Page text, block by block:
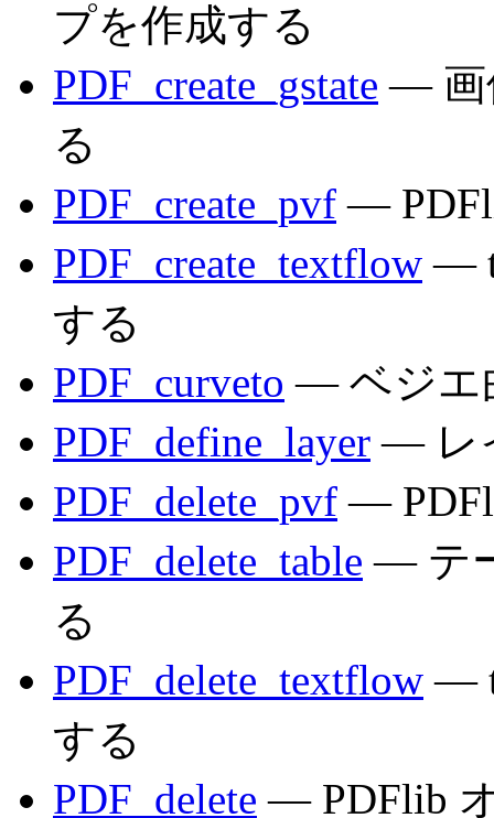
プを作成する
PDF_create_gstate — 画
る
PDF_create_pvf —
PDF_create_textflow —
する
PDF_curveto — ベジエ
PDF_define_layer — レ
PDF_delete_pvf —
PDF_delete_table — テ
る
PDF_delete_textflow —
する
PDF_delete — PDFlib